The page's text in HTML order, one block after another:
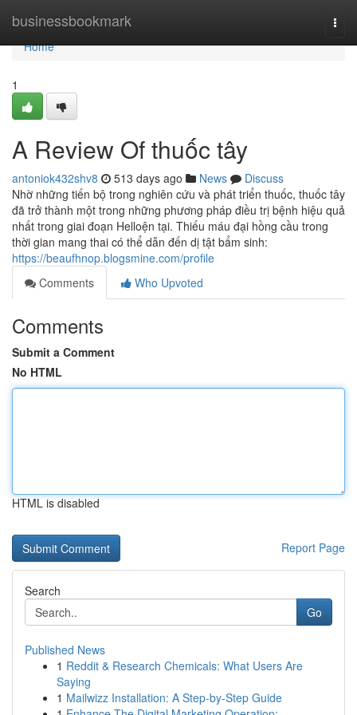
businessbookmark
Home
Home
1
A Review Of thuốc tây
antoniok432shv8 513 days ago News
Discuss
Nhờ những tiến bộ trong nghiên cứu và phát triển thuốc, thuốc tây
đã trở thành một trong những phương pháp điều trị bệnh hiệu quả
nhất trong giai đoạn Helloện tại. Thiếu máu đại hồng cầu trong
thời gian mang thai có thể dẫn đến dị tật bẩm sinh:
https://beaufhnop.blogsmine.com/profile
Comments
Who Upvoted
Comments
Submit a Comment
No HTML
HTML is disabled
Report Page
Search
Go
Published News
1 Reddit & Research Chemicals: What Users Are
Saying
1 Mailwizz Installation: A Step-by-Step Guide